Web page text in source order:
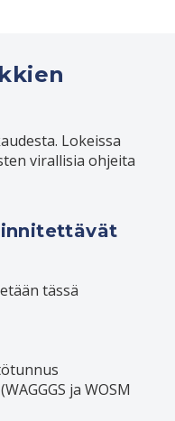
Lokeissa
virallisia ohjeita
tässä
ja WOSM